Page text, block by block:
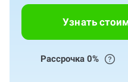
Узнать
Рассрочка 0%